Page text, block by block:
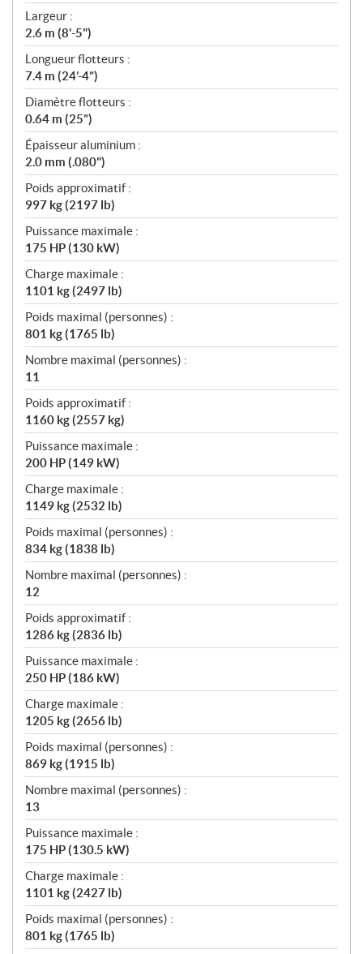
Largeur :
2.6 m (8'-5")
Longueur flotteurs :
7.4 m (24’-4”)
Diamètre flotteurs :
0.64 m (25”)
Épaisseur aluminium :
2.0 mm (.080")
Poids approximatif :
997 kg (2197 lb)
Puissance maximale :
175 HP (130 kW)
Charge maximale :
1101 kg (2497 lb)
Poids maximal (personnes) :
801 kg (1765 lb)
Nombre maximal (personnes) :
11
Poids approximatif :
1160 kg (2557 kg)
Puissance maximale :
200 HP (149 kW)
Charge maximale :
1149 kg (2532 lb)
Poids maximal (personnes) :
834 kg (1838 lb)
Nombre maximal (personnes) :
12
Poids approximatif :
1286 kg (2836 lb)
Puissance maximale :
250 HP (186 kW)
Charge maximale :
1205 kg (2656 lb)
Poids maximal (personnes) :
869 kg (1915 lb)
Nombre maximal (personnes) :
13
Puissance maximale :
175 HP (130.5 kW)
Charge maximale :
1101 kg (2427 lb)
Poids maximal (personnes) :
801 kg (1765 lb)